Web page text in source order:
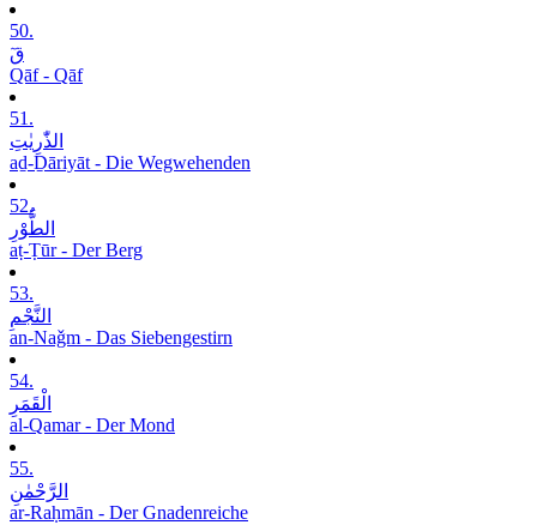
50.
قٓ
Qāf - Qāf
51.
الذّٰرِیٰتِ
aḏ-Ḏāriyāt - Die Wegwehenden
52.
الطُّوْرِ
aṭ-Ṭūr - Der Berg
53.
النَّجْمِ
an-Naǧm - Das Siebengestirn
54.
الْقَمَرِ
al-Qamar - Der Mond
55.
الرَّحْمٰنِ
ar-Raḥmān - Der Gnadenreiche